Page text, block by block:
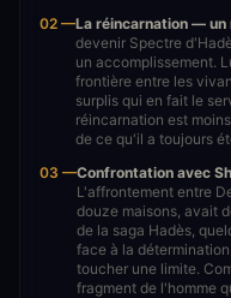
02 —La réincarnation — un
devenir Spectre
un accomplissement.
frontière entre les
surplis qui en fait le
réincarnation est
de ce qu'il a toujours
03 —Confrontation avec
L'affrontement entre
douze maisons, avait
de la saga Hadès,
face à la
toucher une limite.
fragment de l'homme